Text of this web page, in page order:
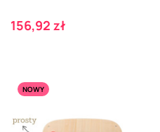
Cena
156,92 zł
NOWY